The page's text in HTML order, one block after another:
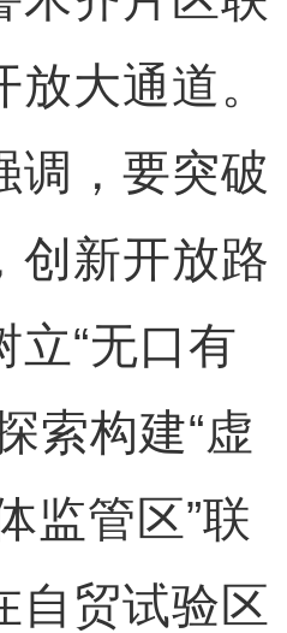
大通道。
，要突破
创新开放路
立“无口有
索构建“虚
监管区”联
自贸试验区